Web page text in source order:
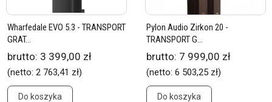
Wharfedale EVO 5.3 - TRANSPORT
GRAT...
brutto: 3 399,00 zł
(netto: 2 763,41 zł)
Do koszyka
Pylon Audio Zirkon 20 -
TRANSPORT G...
brutto: 7 999,00 zł
(netto: 6 503,25 zł)
Do koszyka